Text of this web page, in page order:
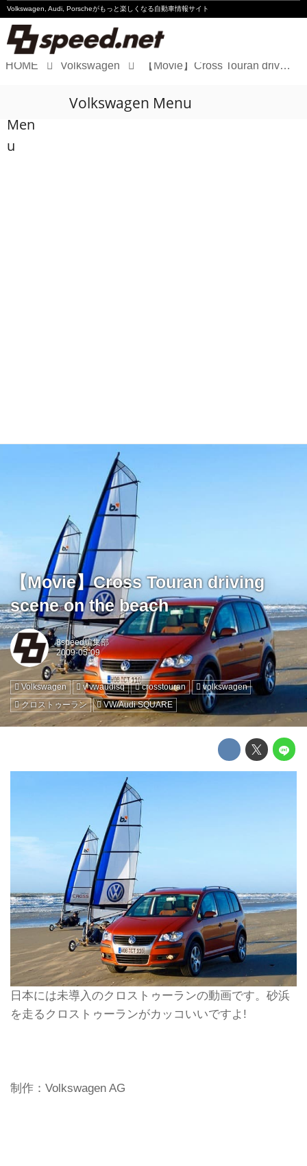
Volkswagen, Audi, Porscheがもっと楽しくなる自動車情報サイト
Audi
HOME Volkswagen 【Movie】Cross Touran driving scene on the beach
Men
u
Volkswagen Menu
【Movie】Cross Touran driving
scene on the beach
8speed編集部
Volkswagen v vwaudisq crosstouran
volkswagen
クロストゥーラン
VW/Audi SQUARE
日本には未導入のクロストゥーランの動画です。砂浜
を走るクロストゥーランがカッコいいですよ!
制作：Volkswagen AG